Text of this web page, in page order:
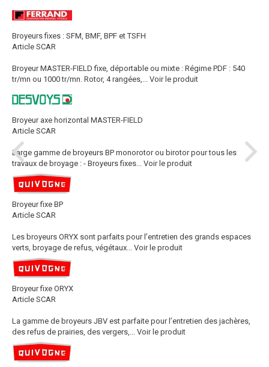
Broyeurs fixes : SFM, BMF, BPF et TSFH
Article SCAR
Broyeur MASTER-FIELD fixe, déportable ou mixte : Régime PDF : 540
tr/mn ou 1000 tr/mn. Rotor, 4 rangées,...
Voir le produit
Broyeur axe horizontal MASTER-FIELD
Article SCAR
Large gamme de broyeurs BP monorotor ou birotor pour tous les
travaux de broyage : - Broyeurs fixes...
Voir le produit
Broyeur fixe BP
Article SCAR
Les broyeurs ORYX sont parfaits pour l’entretien des grands espaces
verts, broyage de refus, végétaux...
Voir le produit
Broyeur fixe ORYX
Article SCAR
La gamme de broyeurs JBV est parfaite pour l’entretien des jachères,
des refus de prairies, des vergers,...
Voir le produit